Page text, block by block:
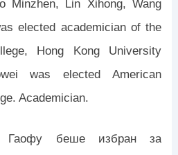
Minzhen, Lin Xihong, Wang
elected academician of the
Hong Kong University
was elected American
Academician.
Гаофу беше избран за